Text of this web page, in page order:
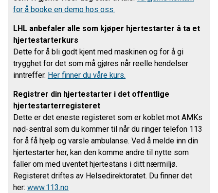
for å booke en demo hos oss.
LHL anbefaler alle som kjøper hjertestarter å ta et
hjertestarterkurs
Dette for å bli godt kjent med maskinen og for å gi
trygghet for det som må gjøres når reelle hendelser
inntreffer. Her finner du våre kurs.
Registrer din hjertestarter i det offentlige
hjertestarterregisteret
Dette er det eneste registeret som er koblet mot AMKs
nød-sentral som du kommer til når du ringer telefon 113
for å få hjelp og varsle ambulanse. Ved å melde inn din
hjertestarter her, kan den komme andre til nytte som
faller om med uventet hjertestans i ditt nærmiljø.
Registeret driftes av Helsedirektoratet. Du finner det
her: www.113.no